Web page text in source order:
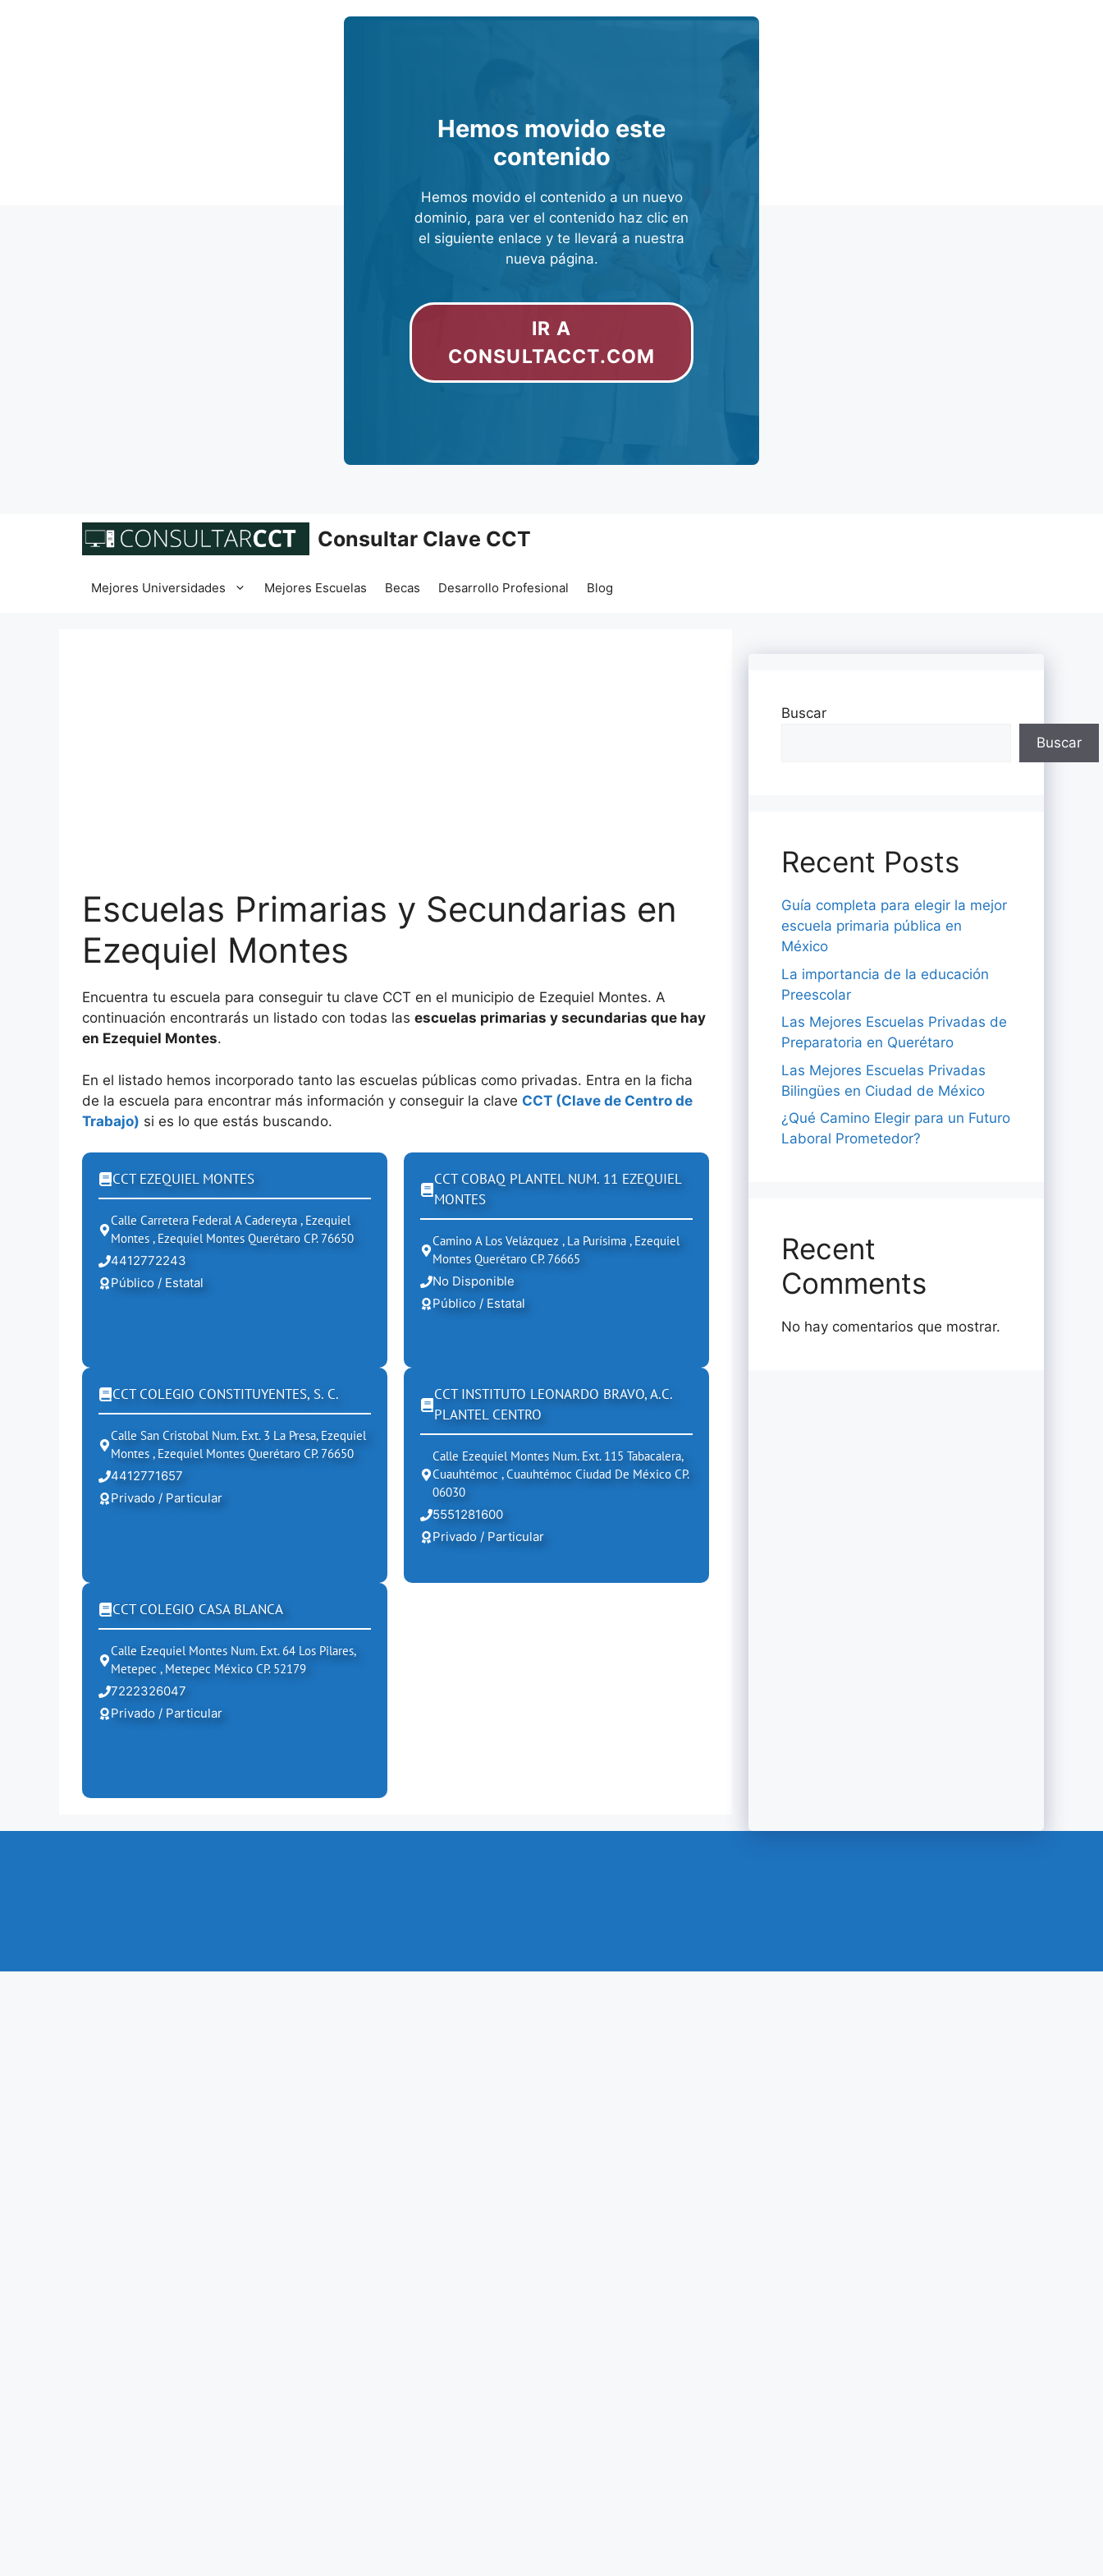
Hemos movido este
contenido
Hemos movido el contenido a un nuevo
dominio, para ver el contenido haz clic en
el siguiente enlace y te llevará a nuestra
nueva página.
IR A
CONSULTACCT.COM
Consultar Clave CCT
Mejores Universidades Mejores Escuelas Becas Desarrollo Profesional Blog
Escuelas Primarias y Secundarias en
Ezequiel Montes
Encuentra tu escuela para conseguir tu clave CCT en el municipio de Ezequiel Montes. A
continuación encontrarás un listado con todas las escuelas primarias y secundarias que hay
en Ezequiel Montes.
En el listado hemos incorporado tanto las escuelas públicas como privadas. Entra en la ficha
de la escuela para encontrar más información y conseguir la clave CCT (Clave de Centro de
Trabajo) si es lo que estás buscando.
CCT EZEQUIEL MONTES
Calle Carretera Federal A Cadereyta , Ezequiel
Montes , Ezequiel Montes Querétaro CP. 76650
4412772243
Público / Estatal
CCT COBAQ PLANTEL NUM. 11 EZEQUIEL
MONTES
Camino A Los Velázquez , La Purísima , Ezequiel
Montes Querétaro CP. 76665
No Disponible
Público / Estatal
CCT COLEGIO CONSTITUYENTES, S. C.
Calle San Cristobal Num. Ext. 3 La Presa, Ezequiel
Montes , Ezequiel Montes Querétaro CP. 76650
4412771657
Privado / Particular
CCT INSTITUTO LEONARDO BRAVO, A.C.
PLANTEL CENTRO
Calle Ezequiel Montes Num. Ext. 115 Tabacalera,
Cuauhtémoc , Cuauhtémoc Ciudad De México CP.
06030
5551281600
Privado / Particular
CCT COLEGIO CASA BLANCA
Calle Ezequiel Montes Num. Ext. 64 Los Pilares,
Metepec , Metepec México CP. 52179
7222326047
Privado / Particular
Buscar
Buscar
Recent Posts
Guía completa para elegir la mejor
escuela primaria pública en
México
La importancia de la educación
Preescolar
Las Mejores Escuelas Privadas de
Preparatoria en Querétaro
Las Mejores Escuelas Privadas
Bilingües en Ciudad de México
¿Qué Camino Elegir para un Futuro
Laboral Prometedor?
Recent
Comments
No hay comentarios que mostrar.